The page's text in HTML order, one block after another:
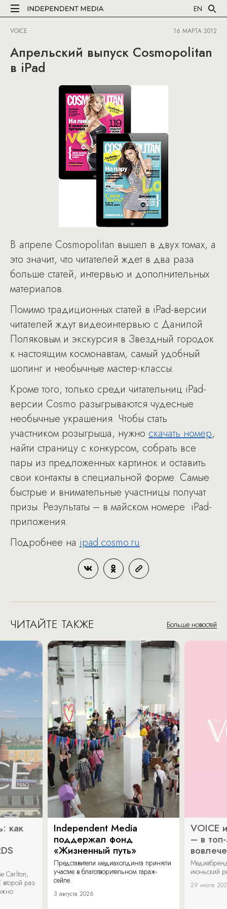
EN
VOICE 16 МАРТА 2012
Апрельский выпуск Cosmopolitan
в iPad
В апреле Cosmopolitan вышел в двух томах, а
это значит, что читателей ждет в два раза
больше статей, интервью и дополнительных
материалов.
Помимо традиционных статей в iPad-версии
читателей ждут видеоинтервью с Данилой
Поляковым и экскурсия в Звездный городок
к настоящим космонавтам, самый удобный
шопинг и необычные мастер-классы.
Кроме того, только среди читательниц iPad-
версии Cosmo разыгрываются чудесные
необычные украшения. Чтобы стать
участником розыгрыша, нужно скачать номер,
найти страницу с конкурсом, собрать все
пары из предложенных картинок и оставить
свои контакты в специальной форме. Самые
быстрые и внимательные участницы получат
призы. Результаты – в майском номере iPad-
приложения.
Подробнее на ipad.cosmo.ru.
ЧИТАЙТЕ ТАКЖЕ Больше новостей
как
Carlton,
раз
Independent Media
поддержал фонд
«Жизненный путь»
Представители медиахолдинга приняли
участие в благотворительном гараж-
сейле.
3 августа 2026
VOICE
– в
июньский
29 июля